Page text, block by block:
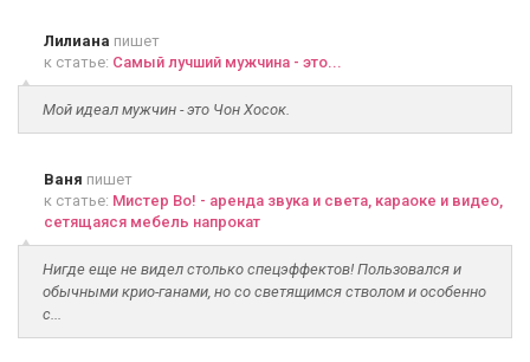
Лилиана пишет
к статье: Самый лучший мужчина - это...
Мой идеал мужчин - это Чон Хосок.
Ваня пишет
к статье: Мистер Во! - аренда звука и света, караоке и видео,
сетящаяся мебель напрокат
Нигде еще не видел столько спецэффектов! Пользовался и
обычными крио-ганами, но со светящимся стволом и особенно
с...